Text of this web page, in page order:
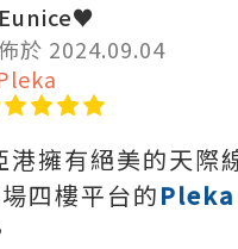
於 2024.09.04
港擁有絕美的天際
四樓平台的Pleka